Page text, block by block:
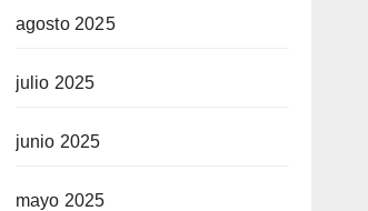
agosto 2025
julio 2025
junio 2025
mayo 2025